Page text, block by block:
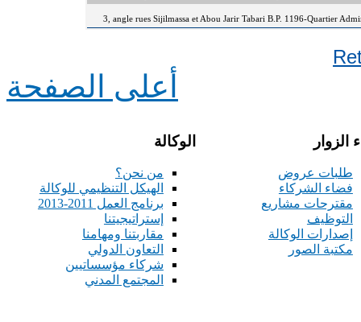
3, angle rues Sijilmassa et Abou Jarir Tabari B.P. 1196-Quartier
أعلى الصفحة
الوكالة
من نحن؟
الهيكل التنظيمي للوكالة
برنامج العمل 2011-2013
إستراتيجيتنا
مقاربتنا ومهامنا
التعاون الدولي
شركاء مؤسساتيين
المجتمع المدني
الزوار
طلبات عروض
فضاء الشركاء
مقترحات مشاريع
التوظيف
إصدارات الوكالة
مكتبة الصور